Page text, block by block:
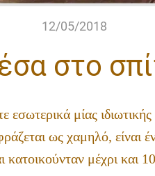
12/05/2018
στο
μίας ιδιωτικής
ως χαμηλό, είναι
μέχρι και